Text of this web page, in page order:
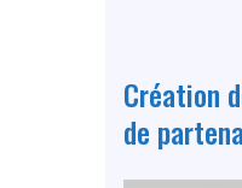
Création
de